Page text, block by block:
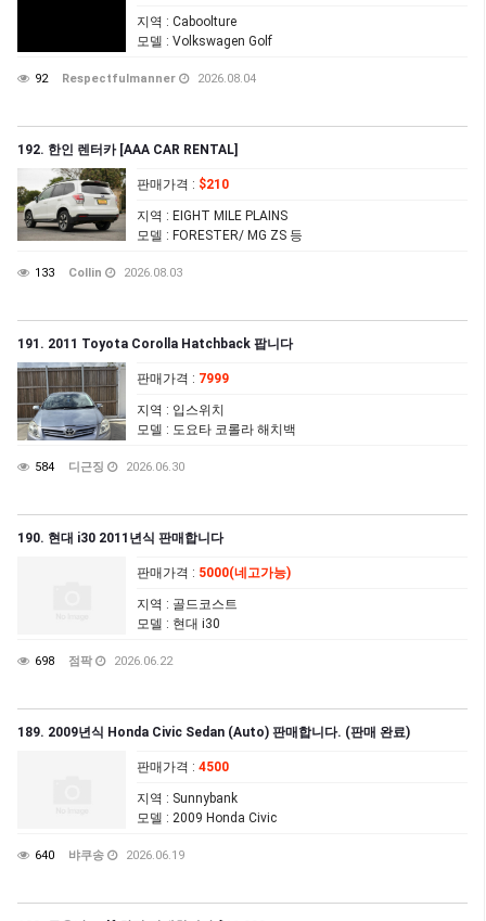
지역 : Caboolture
모델 : Volkswagen Golf
92 Respectfulmanner 2026.08.04
192. 한인 렌터카 [AAA CAR RENTAL]
판매가격 : $210
지역 : EIGHT MILE PLAINS
모델 : FORESTER/ MG ZS 등
133 Collin 2026.08.03
191. 2011 Toyota Corolla Hatchback 팝니다
판매가격 : 7999
지역 : 입스위치
모델 : 도요타 코롤라 해치백
584 디근징 2026.06.30
190. 현대 i30 2011년식 판매합니다
판매가격 : 5000(네고가능)
지역 : 골드코스트
모델 : 현대 i30
698 점팍 2026.06.22
189. 2009년식 Honda Civic Sedan (Auto) 판매합니다. (판매 완료)
판매가격 : 4500
지역 : Sunnybank
모델 : 2009 Honda Civic
640 뱌쿠송 2026.06.19